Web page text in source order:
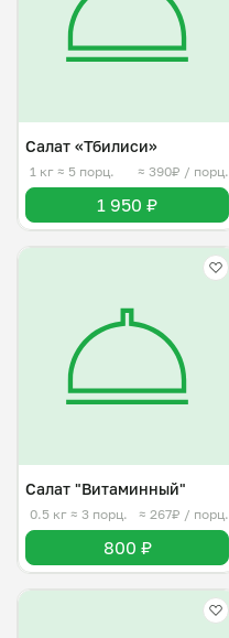
Салат «Тбилиси»
1 кг ≈ 5 порц. ≈ 390₽ / порц.
1 950 ₽
Салат "Витаминный"
0.5 кг ≈ 3 порц. ≈ 267₽ / порц.
800 ₽